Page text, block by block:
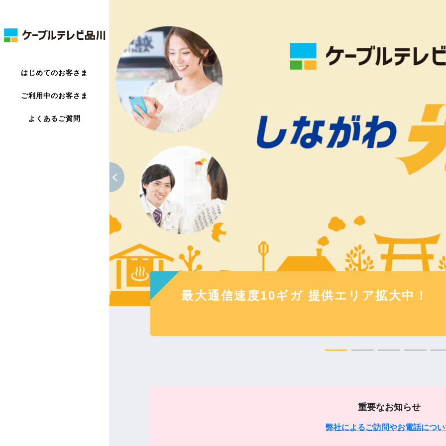
はじめてのお客さま
ご利用中のお客さま
よくあるご質問
お引っ越しの手続きはお済みですか？
重要なお知らせ
弊社によるご訪問やお電話につ